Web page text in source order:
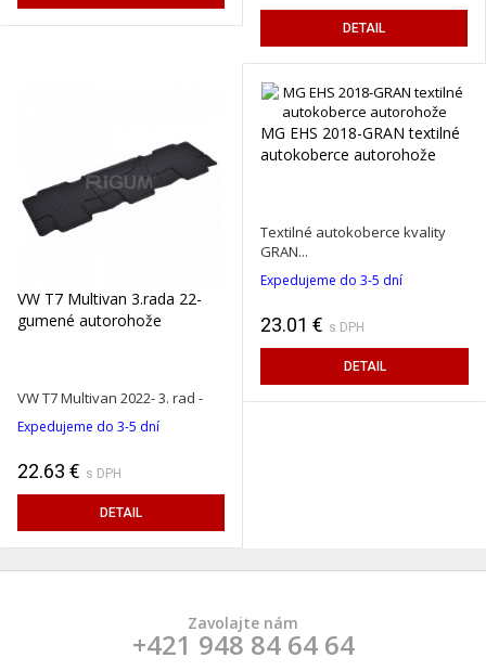
DETAIL
VW T7 Multivan 3.rada 22-
gumené autorohože
VW T7 Multivan 2022- 3. rad -
Expedujeme do 3-5 dní
22.63 € s DPH
DETAIL
MG EHS 2018-GRAN textilné
autokoberce autorohože
Textilné autokoberce kvality
GRAN...
Expedujeme do 3-5 dní
23.01 € s DPH
DETAIL
Zavolajte nám
+421 948 84 64 64